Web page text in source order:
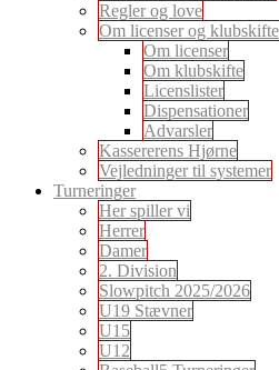
Regler og love
Om licenser og klubskifte
Om licenser
Om klubskifte
Licenslister
Dispensationer
Advarsler
Kassererens Hjørne
Vejledninger til systemer
Turneringer
Her spiller vi
Herrer
Damer
2. Division
Slowpitch 2025/2026
U19 Stævner
U15
U12